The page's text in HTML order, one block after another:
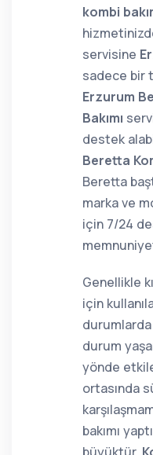
kombi
servisine
sadece bir
Erzurum
Bakımı
destek
Beretta
Beretta
marka ve
için 7/24
Genellikle
için
durumlarda
durum
yönde
ortasında
bakımı